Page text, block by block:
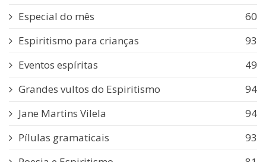
Especial do mês
60
Espiritismo para crianças
93
Eventos espíritas
49
Grandes vultos do Espiritismo
94
Jane Martins Vilela
94
Pílulas gramaticais
93